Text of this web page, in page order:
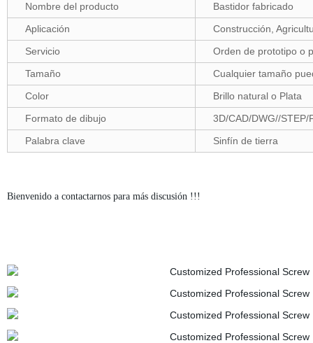
Nombre del producto
Bastidor fabricado
Aplicación
Construcción,
Servicio
Orden de prototipo o
Tamaño
Cualquier tamaño
Color
Brillo natural o Plata
Formato de dibujo
3D/CAD/DWG//STEP/
Palabra clave
Sinfín de tierra
Bienvenido a contactarnos para más discusión !!!